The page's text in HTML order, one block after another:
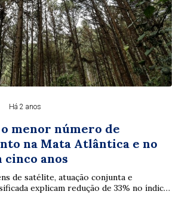
Há 2 anos
menor número de
na Mata Atlântica e no
cinco anos
de satélite, atuação conjunta e
explicam redução de 33% no índice